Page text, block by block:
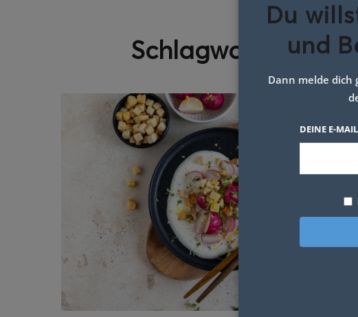
Schlagwort:
Du
und
Dann melde dich
DEINE E-